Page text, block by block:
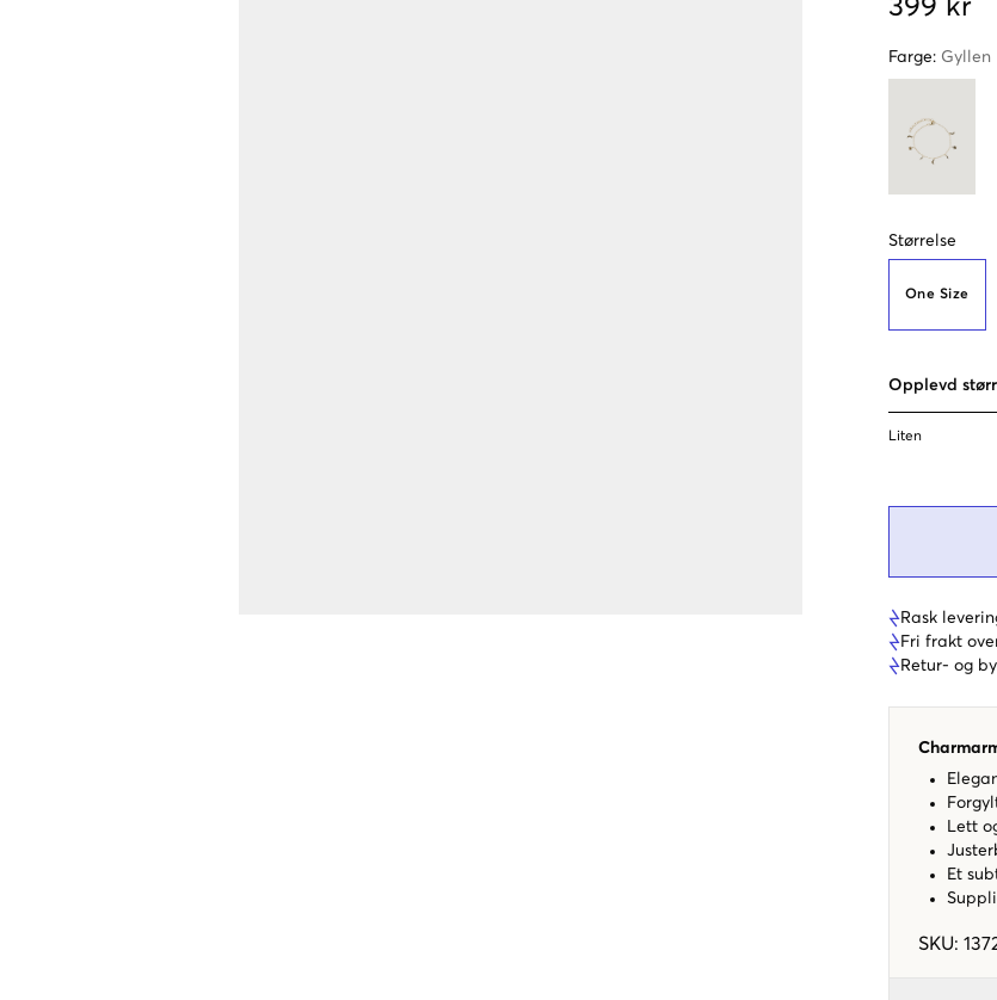
399 kr
Farge: Gyllen
Størrelse
One Size
Opplevd
Liten
Rask
Fri frakt
Retur- og
Lett
Et
SKU: